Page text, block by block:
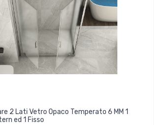
2 Lati Vetro Opaco Temperato 6 MM 1
ed 1 Fisso